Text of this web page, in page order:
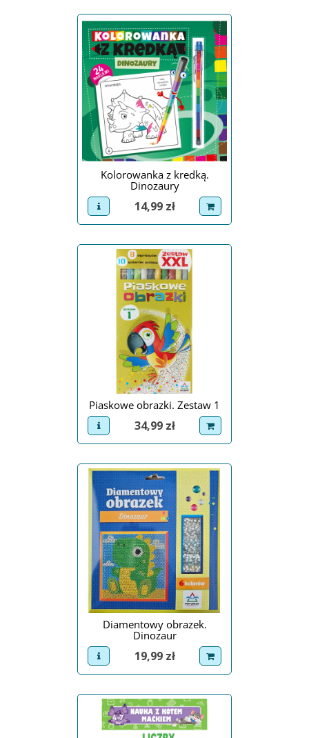
Kolorowanka z kredką.
Dinozaury
view product
Cena
14,99 zł dodaj do koszyka
Piaskowe obrazki. Zestaw 1
view product
Cena
34,99 zł dodaj do koszyka
Diamentowy obrazek.
Dinozaur
view product
Cena
19,99 zł dodaj do koszyka